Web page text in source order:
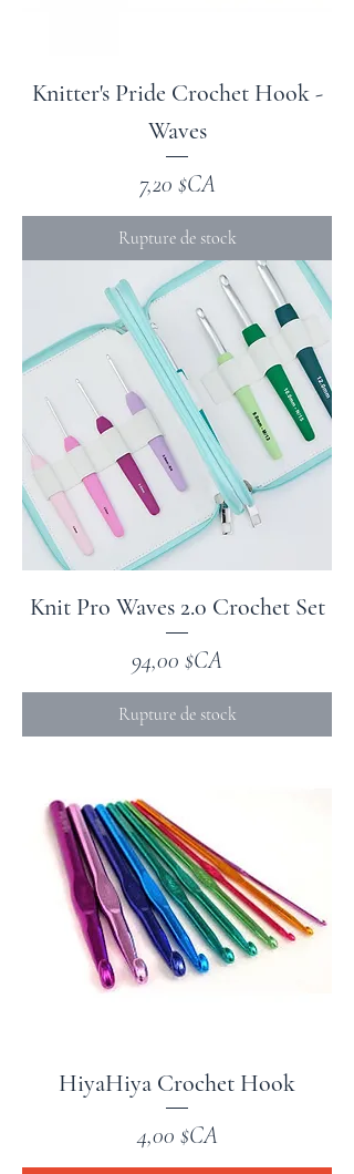
Knitter's Pride Crochet Hook -
Waves
Prix
7,20 $CA
Rupture de stock
Knit Pro Waves 2.0 Crochet Set
Prix
94,00 $CA
Rupture de stock
HiyaHiya Crochet Hook
Prix
4,00 $CA